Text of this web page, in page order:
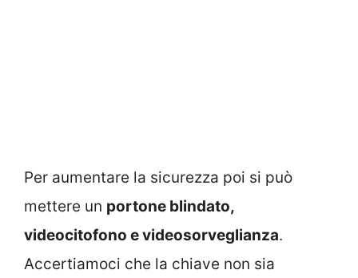
Per aumentare la sicurezza poi si può
mettere un portone blindato,
videocitofono e videosorveglianza.
Accertiamoci che la chiave non sia